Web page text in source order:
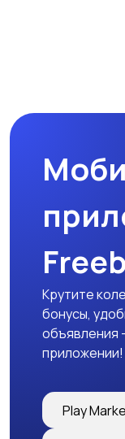
Крутите
бонусы,
объявления
приложении!
Play